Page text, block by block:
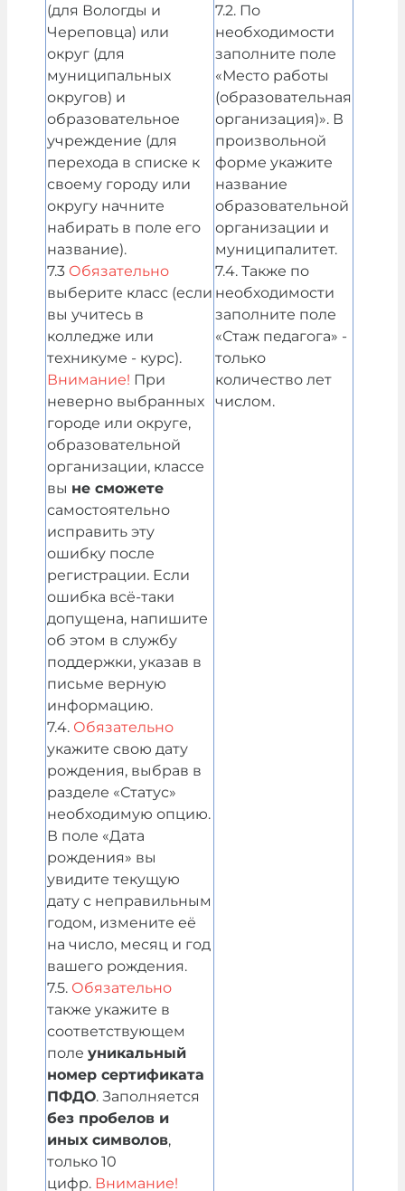
(для Вологды и
Череповца) или
округ (для
муниципальных
округов) и
образовательное
учреждение (для
перехода в списке к
своему городу или
округу начните
набирать в поле его
название).
7.3 Обязательно
выберите класс (если
вы учитесь в
колледже или
техникуме - курс).
Внимание! При
неверно выбранных
городе или округе,
образовательной
организации, классе
вы не сможете
самостоятельно
исправить эту
ошибку после
регистрации. Если
ошибка всё-таки
допущена, напишите
об этом в службу
поддержки, указав в
письме верную
информацию.
7.4. Обязательно
укажите свою дату
рождения, выбрав в
разделе «Статус»
необходимую опцию.
В поле «Дата
рождения» вы
увидите текущую
дату с неправильным
годом, измените её
на число, месяц и год
вашего рождения.
7.5. Обязательно
также укажите в
соответствующем
поле уникальный
номер сертификата
ПФДО. Заполняется
без пробелов и
иных символов,
только 10
цифр. Внимание!
7.2. По
необходимости
заполните поле
«Место работы
(образовательная
организация)». В
произвольной
форме укажите
название
образовательной
организации и
муниципалитет.
7.4. Также по
необходимости
заполните поле
«Стаж педагога» -
только
количество лет
числом.